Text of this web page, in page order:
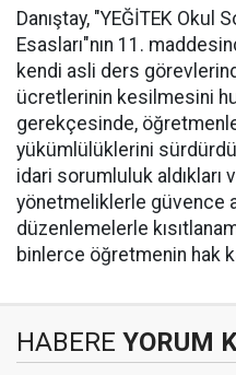
Danıştay, "YEĞİTEK
Esasları"nın 11.
kendi asli ders
ücretlerinin kesilmesini
gerekçesinde,
yükümlülüklerini
idari sorumluluk aldıkları
yönetmeliklerle güvence
düzenlemelerle
binlerce öğretmenin hak
HABERE YORUM